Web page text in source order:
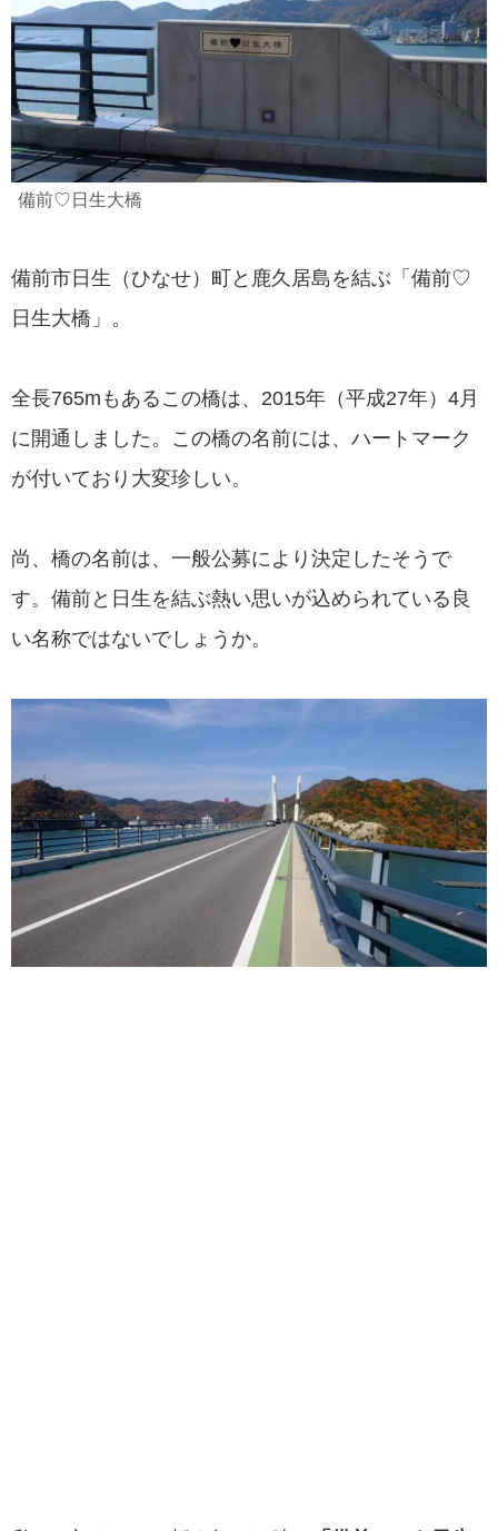
備前♡日生大橋
備前市日生（ひなせ）町と鹿久居島を結ぶ「備前♡
日生大橋」。
全長765mもあるこの橋は、2015年（平成27年）4月
に開通しました。この橋の名前には、ハートマーク
が付いており大変珍しい。
尚、橋の名前は、一般公募により決定したそうで
す。備前と日生を結ぶ熱い思いが込められている良
い名称ではないでしょうか。